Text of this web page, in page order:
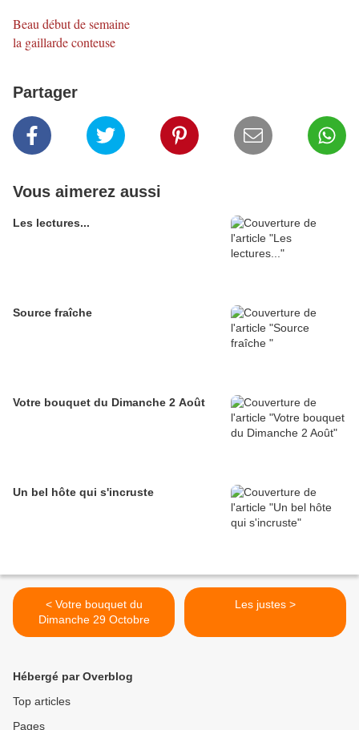
Beau début de semaine
la gaillarde conteuse
Partager
Vous aimerez aussi
Les lectures...
Source fraîche
Votre bouquet du Dimanche 2 Août
Un bel hôte qui s'incruste
< Votre bouquet du
Dimanche 29 Octobre
Les justes >
Hébergé par Overblog
Top articles
Pages